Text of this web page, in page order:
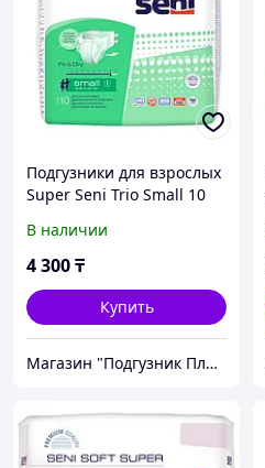
Подгузники для взрослых
Super Seni Trio Small 10
В наличии
4 300₸
Купить
Магазин "Подгузник Плюс"